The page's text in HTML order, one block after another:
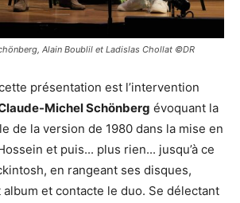
Alain Boublil et Ladislas Chollat ©DR
présentation est l’intervention
Michel Schönberg évoquant la
de la version de 1980 dans la mise en
et puis... plus rien... jusqu’à ce
en rangeant ses disques,
et contacte le duo. Se délectant